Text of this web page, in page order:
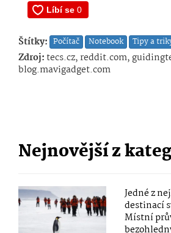
Štítky: Počítač Notebook Tipy a
Zdroj:tecs.cz, reddit.com,
blog.mavigadget.com
Nejnovější z
Jedné z
destinací
Místní